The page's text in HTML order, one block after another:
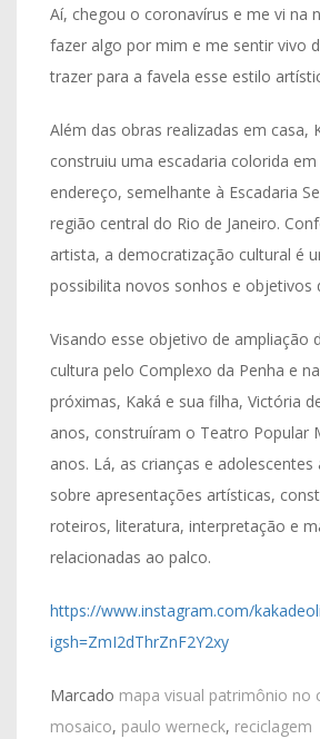
Aí, chegou o coronavírus e me vi na
fazer algo por mim e me sentir vivo
trazer para a favela esse estilo
Além das obras realizadas em casa,
construiu uma escadaria colorida
endereço, semelhante à Escadaria
região central do Rio de Janeiro.
artista, a democratização cultural é
possibilita novos sonhos e objetivos
Visando esse objetivo de ampliação
cultura pelo Complexo da Penha e
próximas, Kaká e sua filha, Victória
anos, construíram o Teatro Popular
anos. Lá, as crianças e
sobre apresentações artísticas,
roteiros, literatura, interpretação e
relacionadas ao palco.
https://www.instagram.com/
igsh=ZmI2dThrZnF2Y2xy
Marcado mapa visual patrimônio no
mosaico, paulo werneck, reciclagem